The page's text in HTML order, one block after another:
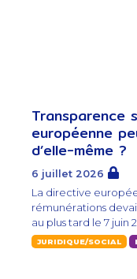
Transparence
européenne
d’elle-même ?
6 juillet 2026
La directive
rémunérations
au plus tard le 7 juin
JURIDIQUE/SOCIAL